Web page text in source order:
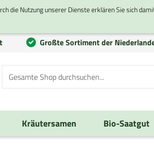
die Nutzung unserer Dienste erklären Sie sich
GroßteSortimentder
Kräutersamen Bio-Saatgut